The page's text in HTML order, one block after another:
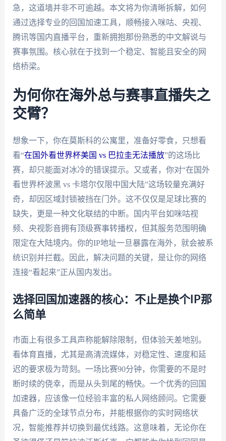
急，这道墙并非不可逾越。本文将为你清晰拆解，如何
通过选择专业的回国加速工具，顺畅接入咪咕、央视、
腾讯等国内直播平台，重新拥抱那份熟悉的中文解说与
赛事氛围。核心就在于找到一个稳定、智能且安全的网
络桥梁。
为何你在海外总与赛事直播失之
交臂？
想象一下，你在莫斯科的公寓里，准备好零食，只想看
看“在国外看世界杯美国 vs 巴拉圭无法播放”的这场比
赛，却只能面对冰冷的错误提示。又或者，你对“在国外
看世界杯波黑 vs 卡塔尔仅限中国大陆”这场较量充满好
奇，却因区域封锁被挡在门外。这不仅仅是足球比赛的
缺失，更是一种文化联结的中断。国内平台如咪咕视
频、央视影音拥有顶级赛事转播权，但其服务范围明确
限定在大陆境内。你的IP地址一旦暴露在海外，就会被系
统识别并拦截。因此，解决问题的关键，是让你的网络
连接“看起来”正从国内发出。
选择回国加速器的核心：不止是换个IP那
么简单
市面上有很多工具声称能解除限制，但体验天差地别。
看体育直播，尤其是高清流媒体，对稳定性、速度和延
迟的要求极为苛刻。一场比赛90分钟，你需要的不是时
断时续的侥幸，而是从头到尾的畅快。一个优秀的回国
加速器，应该像一位经验丰富的私人网络顾问。它需要
具备广泛的全球节点分布，并能根据你的实时网络状
况，智能推荐并切换到最优线路。这意味着，无论你在